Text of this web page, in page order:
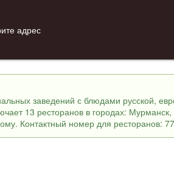
адрес
заведений с блюдами русской,
13 ресторанов в городах:
Контактный номер для ресторанов: